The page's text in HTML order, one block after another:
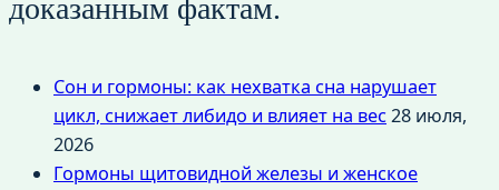
доказанным фактам.
Сон и гормоны: как нехватка сна нарушает
цикл, снижает либидо и влияет на вес28 июля,
2026
Гормоны щитовидной железы и женское